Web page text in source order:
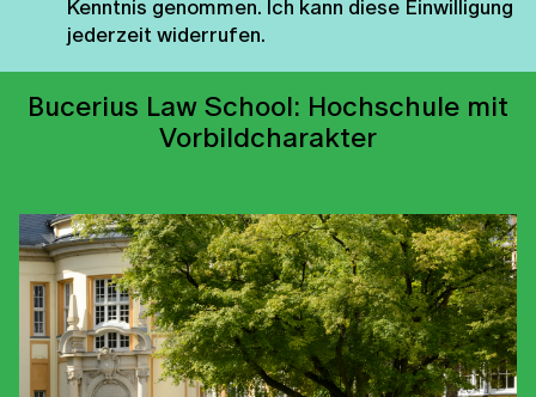
Kenntnis genommen. Ich kann diese Einwilligung
jederzeit widerrufen.
Bucerius Law School: Hochschule mit
Vorbildcharakter